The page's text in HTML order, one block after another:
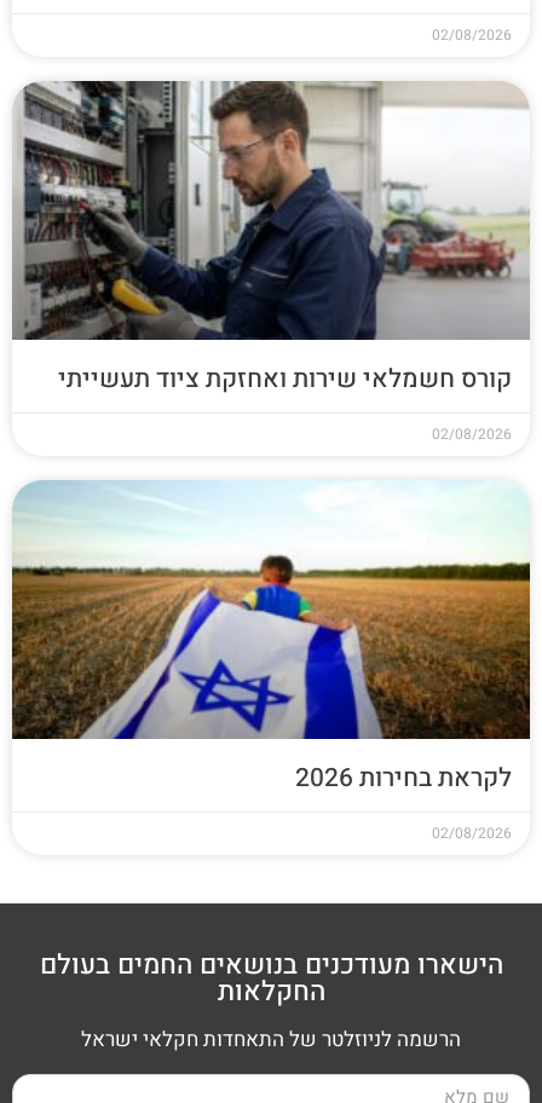
02/08/2026
קורס חשמלאי שירות ואחזקת ציוד תעשייתי
02/08/2026
לקראת בחירות 2026
02/08/2026
הישארו מעודכנים בנושאים החמים בעולם
החקלאות
הרשמה לניוזלטר של התאחדות חקלאי ישראל